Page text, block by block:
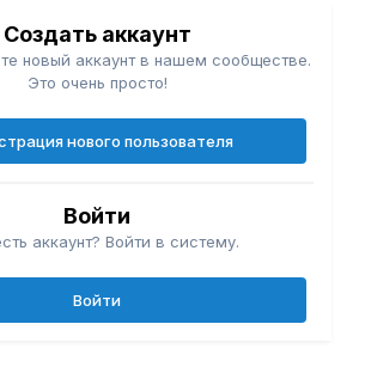
Создать аккаунт
новый аккаунт в нашем сообществе.
Это очень просто!
нового пользователя
Войти
аккаунт? Войти в систему.
Войти